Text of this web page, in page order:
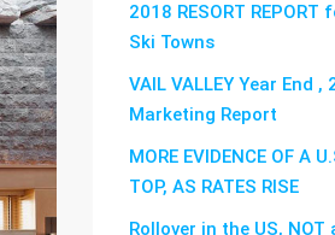
2018 RESORT REPORT
Ski Towns
VAIL VALLEY Year End
Marketing Report
MORE EVIDENCE OF A
TOP, AS RATES RISE
Rollover in the US, NOT